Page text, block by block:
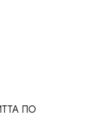
ПО